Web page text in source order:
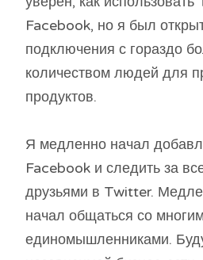
Facebook, но я был
подключения с гораздо
количеством людей для
продуктов.
Я медленно начал
Facebook и следить за
друзьями в Twitter.
начал общаться со
единомышленниками.